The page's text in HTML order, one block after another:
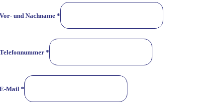
Vor- und Nachname*
Telefonnummer*
E-Mail*